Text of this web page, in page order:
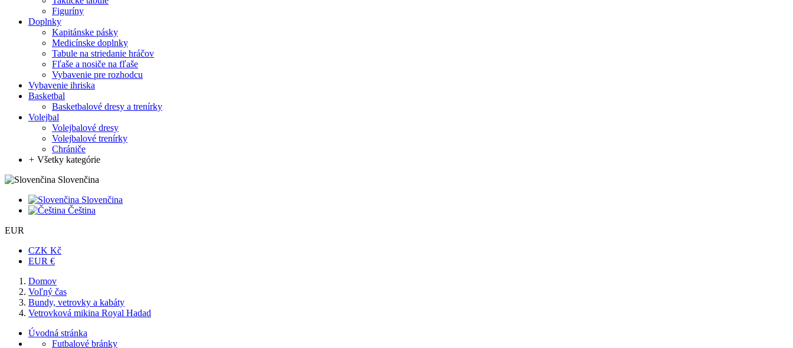
Figuríny
Doplnky
Kapitánske pásky
Medicínske doplnky
Tabule na striedanie hráčov
Fľaše a nosiče na fľaše
Vybavenie pre rozhodcu
Vybavenie ihriska
Basketbal
Basketbalové dresy a trenírky
Volejbal
Volejbalové dresy
Volejbalové trenírky
Chrániče
+ Všetky kategórie
Slovenčina
Slovenčina
Čeština
EUR
CZK Kč
EUR €
Domov
Voľný čas
Bundy, vetrovky a kabáty
Vetrovková mikina Royal Hadad
Úvodná stránka
Futbalové bránky